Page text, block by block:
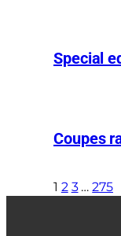
Special
Coupes
1 2 3 … 275